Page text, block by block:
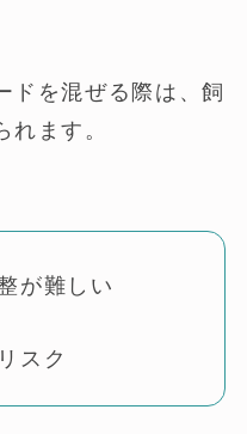
ドを混ぜる際は、飼
れます。
が難しい
スク